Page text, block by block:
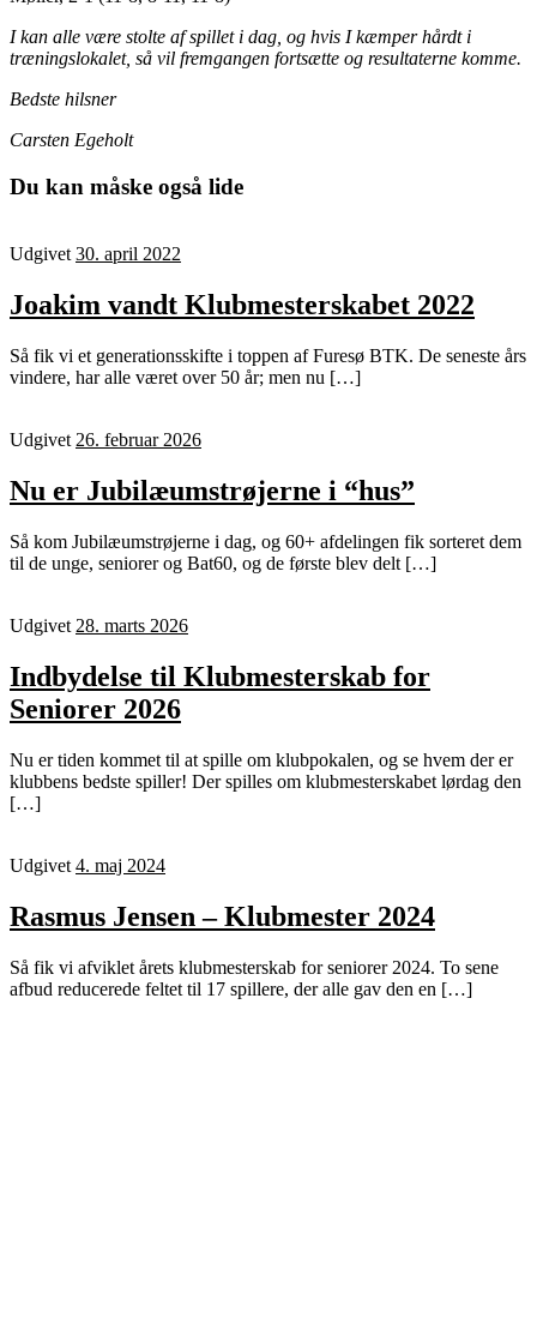
I kan alle være stolte af spillet i dag, og hvis I kæmper hårdt i
træningslokalet, så vil fremgangen fortsætte og resultaterne komme.
Bedste hilsner
Carsten Egeholt
Du kan måske også lide
Udgivet 30. april 2022
Joakim vandt Klubmesterskabet 2022
Så fik vi et generationsskifte i toppen af Furesø BTK. De seneste års
vindere, har alle været over 50 år; men nu […]
Udgivet 26. februar 2026
Nu er Jubilæumstrøjerne i “hus”
Så kom Jubilæumstrøjerne i dag, og 60+ afdelingen fik sorteret dem
til de unge, seniorer og Bat60, og de første blev delt […]
Udgivet 28. marts 2026
Indbydelse til Klubmesterskab for
Seniorer 2026
Nu er tiden kommet til at spille om klubpokalen, og se hvem der er
klubbens bedste spiller! Der spilles om klubmesterskabet lørdag den
[…]
Udgivet 4. maj 2024
Rasmus Jensen – Klubmester 2024
Så fik vi afviklet årets klubmesterskab for seniorer 2024. To sene
afbud reducerede feltet til 17 spillere, der alle gav den en […]